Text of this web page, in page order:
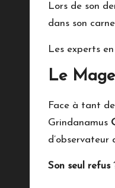
Lors de son
dans son
Les experts
Le
Face à tant
Grindanamus
Son seul refus